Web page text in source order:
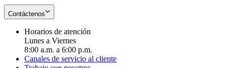
Contáctenos
Horarios de atención
Lunes a Viernes
8:00 a.m. a 6:00 p.m.
Canales de servicio al cliente